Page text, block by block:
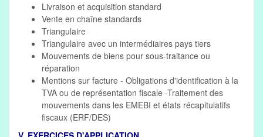
Livraison et acquisition standard
Vente en chaîne standards
Triangulaire
Triangulaire avec un intermédiaires pays tiers
Mouvements de biens pour sous-traitance ou
réparation
Mentions sur facture - Obligations d'identification à la
TVA ou de représentation fiscale -Traitement des
mouvements dans les EMEBI et états récapitulatifs
fiscaux (ERF/DES)